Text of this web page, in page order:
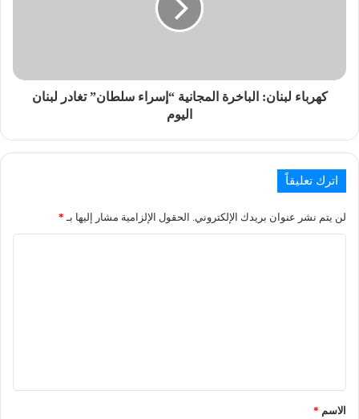
كهرباء لبنان: الباخرة المجانية “إسراء سلطان” تغادر لبنان
اليوم
اترك تعليقاً
لن يتم نشر عنوان بريدك الإلكتروني. الحقول الإلزامية مشار إليها بـ *
الاسم *